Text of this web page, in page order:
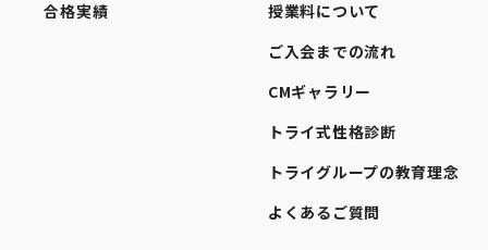
合格実績
授業料について
ご入会までの流れ
CMギャラリー
トライ式性格診断
トライグループの教育理念
よくあるご質問